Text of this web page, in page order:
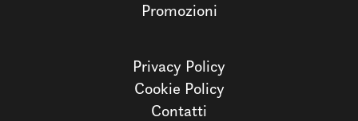
Promozioni
Privacy Policy
Cookie Policy
Contatti